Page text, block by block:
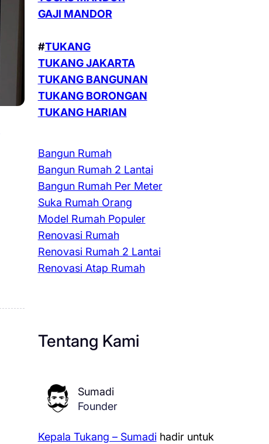
GAJI MANDOR
#TUKANG
TUKANG JAKARTA
TUKANG BANGUNAN
TUKANG BORONGAN
TUKANG HARIAN
Bangun Rumah
Bangun Rumah 2 Lantai
Bangun Rumah Per Meter
Suka Rumah Orang
Model Rumah Populer
Renovasi Rumah
Renovasi Rumah 2 Lantai
Renovasi Atap Rumah
Tentang Kami
Sumadi
Founder
Kepala Tukang – Sumadihadir untuk